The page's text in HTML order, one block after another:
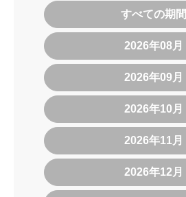
すべての期間
2026年08月
2026年09月
2026年10月
2026年11月
2026年12月